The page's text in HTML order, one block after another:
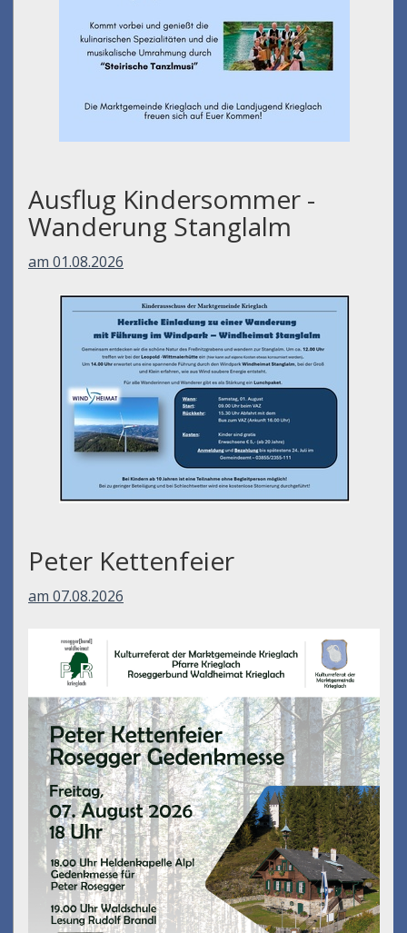
Ausflug Kindersommer -
Wanderung Stanglalm
am 01.08.2026
Peter Kettenfeier
am 07.08.2026